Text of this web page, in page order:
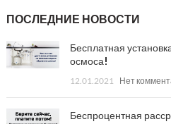
ПОСЛЕДНИЕ НОВОСТИ
Бесплатная
осмоса!
12.01.2021 Нет
Беспроцентная